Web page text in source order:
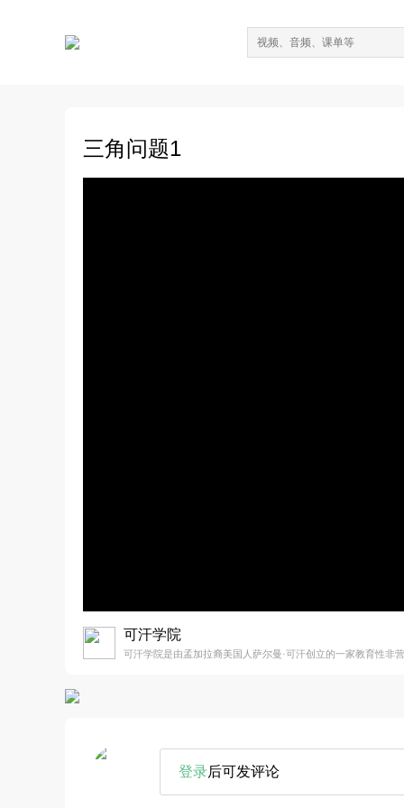
三角问题1
可汗学院
可汗学院是由孟加拉裔美国人萨尔曼·可汗创立的一家教育性非营
登录后可发评论